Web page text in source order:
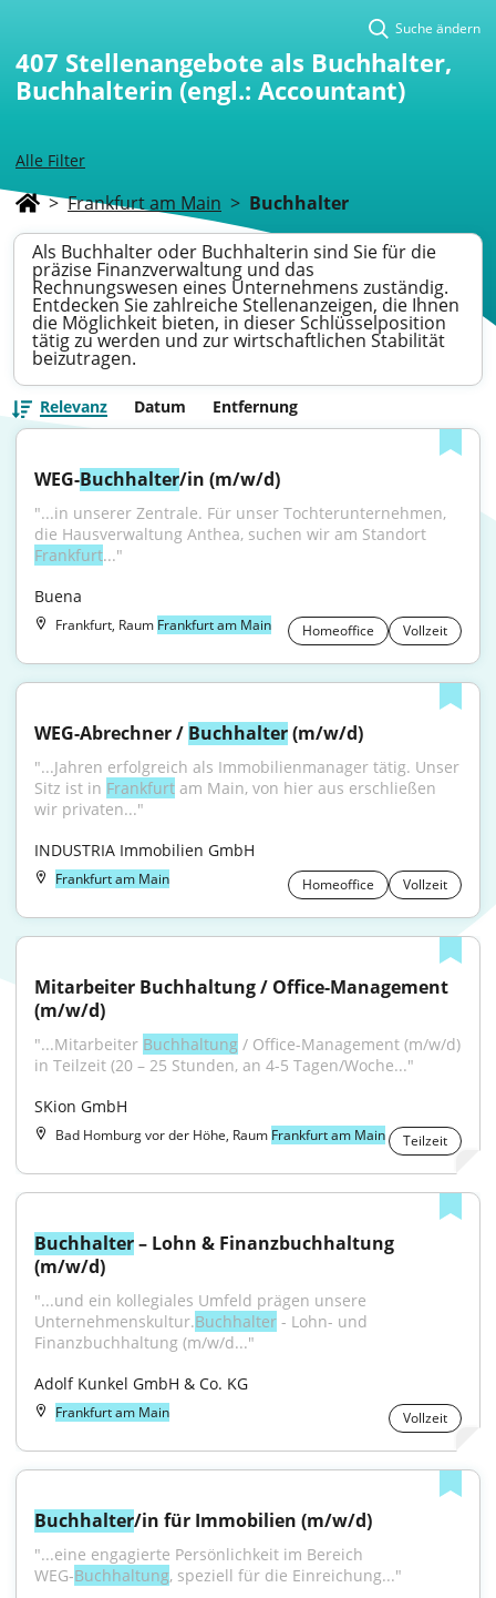
Alle Filter
Suche ändern
407 Stellenangebote als Buchhalter,
Buchhalterin (engl.: Accountant)
> Frankfurt am Main > Buchhalter
Als Buchhalter oder Buchhalterin sind Sie für die
präzise Finanzverwaltung und das
Rechnungswesen eines Unternehmens zuständig.
Entdecken Sie zahlreiche Stellenanzeigen, die Ihnen
die Möglichkeit bieten, in dieser Schlüsselposition
tätig zu werden und zur wirtschaftlichen Stabilität
beizutragen.
Relevanz Datum Entfernung
WEG-Buchhalter/in (m/w/d)
"...in unserer Zentrale. Für unser Tochterunternehmen,
Frankfurt..."
Buena
Frankfurt, Raum Frankfurt am Main Homeoffice Vollzeit
WEG-Abrechner / Buchhalter (m/w/d)
"...Jahren erfolgreich als Immobilienmanager tätig. Unser
Sitz ist in Frankfurt am Main, von hier aus erschließen
wir privaten..."
INDUSTRIA Immobilien GmbH
Frankfurt am Main Homeoffice Vollzeit
Mitarbeiter Buchhaltung / Office-Management
(m/w/d)
"...Mitarbeiter Buchhaltung / Office-Management (m/w/d)
in Teilzeit (20 – 25 Stunden, an 4-5 Tagen/Woche..."
SKion GmbH
Bad Homburg vor der Höhe, Raum Frankfurt am Main Teilzeit
Buchhalter – Lohn & Finanzbuchhaltung
(m/w/d)
"...und ein kollegiales Umfeld prägen unsere
Unternehmenskultur.Buchhalter - Lohn- und
Finanzbuchhaltung (m/w/d..."
Adolf Kunkel GmbH & Co. KG
Frankfurt am Main Vollzeit
Buchhalter/in für Immobilien (m/w/d)
"...eine engagierte Persönlichkeit im Bereich
WEG‑Buchhaltung, speziell für die Einreichung..."